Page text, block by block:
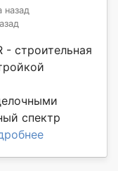
назад
- строительная
спектр